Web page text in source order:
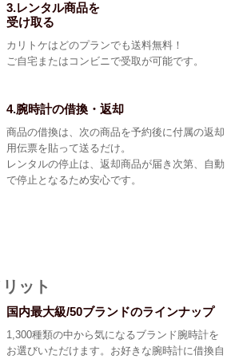
3.レンタル商品を
受け取る
カリトケはどのプランでも送料無料！
ご自宅またはコンビニで受取が可能です。
4.腕時計の借換・返却
商品の借換は、次の商品を予約後に付属の返却
用伝票を貼って送るだけ。
レンタルの停止は、返却商品が届き次第、自動
で停止となるため安心です。
ット
国内最大級/50ブランドのラインナップ
1,300種類の中から気になるブランド腕時計を
お選びいただけます。お好きな腕時計に借換自